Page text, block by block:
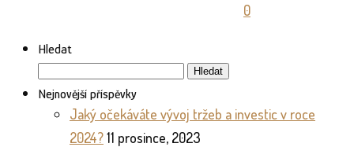
0
Hledat
Vyhledávání
Nejnovější příspěvky
Jaký očekáváte vývoj tržeb a investic v roce
2024?11 prosince, 2023